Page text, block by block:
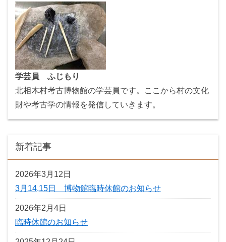
学芸員 ふじもり
北相木村考古博物館の学芸員です。ここから村の文化
財や考古学の情報を発信していきます。
新着記事
2026年3月12日
3月14,15日 博物館臨時休館のお知らせ
2026年2月4日
臨時休館のお知らせ